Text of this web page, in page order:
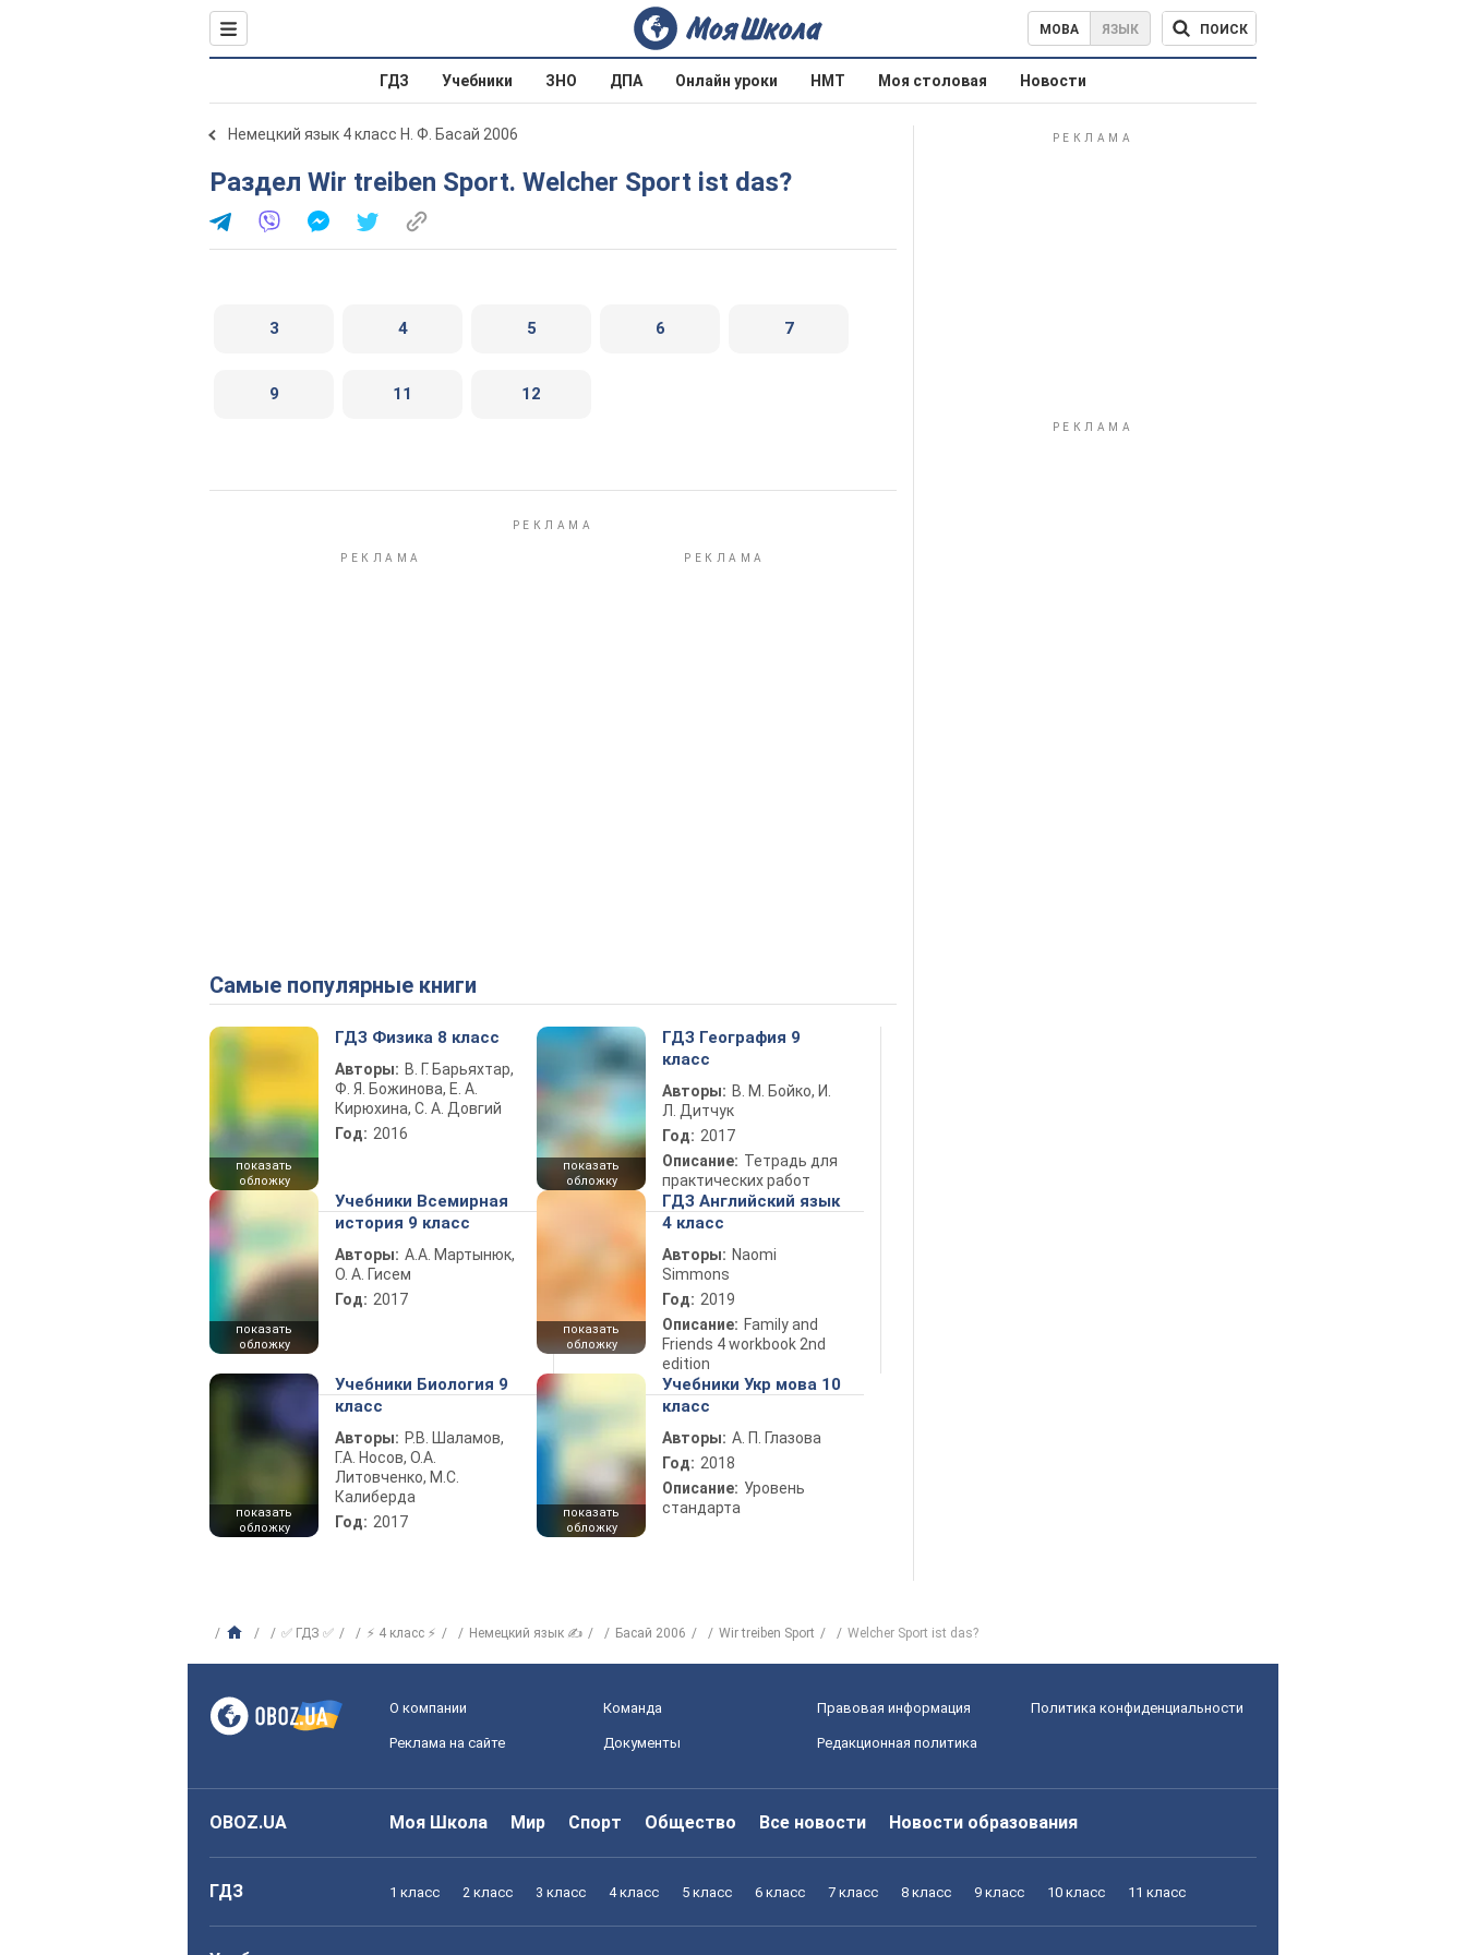
МОВА ЯЗЫК ПОИСК
ГДЗ Учебники ЗНО ДПА Онлайн уроки НМТ Моя столовая Новости
Немецкий язык 4 класс Н. Ф. Басай 2006
Раздел Wir treiben Sport. Welcher Sport ist das?
3 4 5 6 7
9 11 12
Самые популярные книги
показать
обложку
ГДЗ Физика 8 класс
Авторы: В. Г. Барьяхтар,
Ф. Я. Божинова, Е. А.
Кирюхина, С. А. Довгий
Год: 2016
показать
обложку
ГДЗ География 9
класс
Авторы: В. М. Бойко, И.
Л. Дитчук
Год: 2017
Описание: Тетрадь для
практических работ
показать
обложку
Учебники Всемирная
история 9 класс
Авторы: А.А. Мартынюк,
О. А. Гисем
Год: 2017
показать
обложку
ГДЗ Английский язык
4 класс
Авторы: Naomi
Simmons
Год: 2019
Описание: Family and
Friends 4 workbook 2nd
edition
показать
обложку
Учебники Биология 9
класс
Авторы: Р.В. Шаламов,
Г.А. Носов, О.А.
Литовченко, М.С.
Калиберда
Год: 2017
показать
обложку
Учебники Укр мова 10
класс
Авторы: А. П. Глазова
Год: 2018
Описание: Уровень
стандарта
✅ ГДЗ ✅ ⚡ 4 класс ⚡ Немецкий язык ✍ Басай 2006 Wir treiben Sport Welcher Sport ist das?
О компании Команда Правовая информация Политика конфиденциальности
Реклама на сайте Документы Редакционная политика
OBOZ.UA Моя Школа Мир Спорт Общество Все новости Новости образования
ГДЗ 1 класс 2 класс 3 класс 4 класс 5 класс 6 класс 7 класс 8 класс 9 класс 10 класс 11 класс